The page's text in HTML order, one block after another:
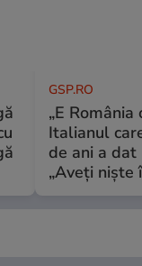
GSP.RO
„E
Italianul
de ani a
„Aveți niște